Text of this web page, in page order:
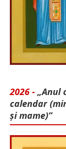
2026 - „Anul
calendar
și mame)”